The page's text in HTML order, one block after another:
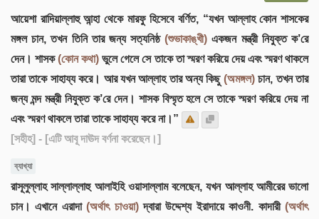
আয়েশা রাদিয়াল্লাহু আন্হা থেকে মারফু হিসেবে বর্ণিত, “যখন আল্লাহ কোন শাসকের
মঙ্গল চান, তখন তিনি তার জন্য সত্যনিষ্ঠ(শুভাকাঙ্খী) একজন মন্ত্রী নিযুক্ত ক’রে
দেন। শাসক(কোন কথা) ভুলে গেলে সে তাকে তা স্মরণ করিয়ে দেয় এবং স্মরণ থাকলে
তারা তাকে সাহায্য করে। আর যখন আল্লাহ তার অন্য কিছু (অমঙ্গল)চান, তখন তার
জন্য মন্দ মন্ত্রী নিযুক্ত ক’রে দেন। শাসক বিস্মৃত হলে সে তাকে স্মরণ করিয়ে দেয় না
এবং স্মরণ থাকলে তারা তাকে সাহায্য করে না।”
[সহীহ] - [এটি আবূ দাঊদ বর্ণনা করেছেন।]
ব্যাখ্যা
রাসূলুল্লাহ সাল্লাল্লাহু আলাইহি ওয়াসাল্লাম বলেছেন, যখন আল্লাহ আমীরের ভালো
চান। এখানে এরাদা(অর্থাৎ চাওয়া)দ্বারা উদ্দেশ্য ইরাদায়ে কাওনী. কাদারী(অর্থাৎ